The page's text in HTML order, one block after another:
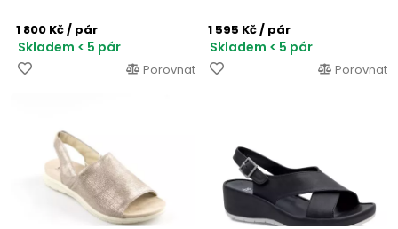
1 800 Kč/ pár
Skladem < 5 pár
Porovnat
1 595 Kč/ pár
Skladem < 5 pár
Porovnat